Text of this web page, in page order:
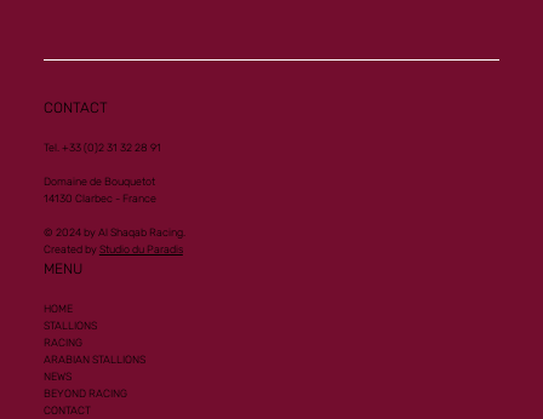
CONTACT
Tel. +33 (0)2 31 32 28 91
Domaine de Bouquetot
14130 Clarbec - France
© 2024 by Al Shaqab Racing.
Created by Studio du Paradis
MENU
HOME
STALLIONS
RACING
ARABIAN STALLIONS
NEWS
BEYOND RACING
CONTACT